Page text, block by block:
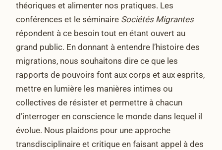
théoriques et alimenter nos pratiques. Les
conférences et le séminaire Sociétés Migrantes
répondent à ce besoin tout en étant ouvert au
grand public. En donnant à entendre l’histoire des
migrations, nous souhaitons dire ce que les
rapports de pouvoirs font aux corps et aux esprits,
mettre en lumière les manières intimes ou
collectives de résister et permettre à chacun
d’interroger en conscience le monde dans lequel il
évolue. Nous plaidons pour une approche
transdisciplinaire et critique en faisant appel à des